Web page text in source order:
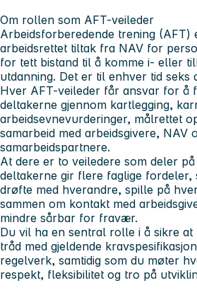
Om rollen som AFT-veileder
Arbeidsforberedende trening (AFT)
arbeidsrettet tiltak fra NAV for
for tett bistand til å komme i- eller
utdanning. Det er til enhver tid seks
Hver AFT-veileder får ansvar for å
deltakerne gjennom kartlegging,
arbeidsevnevurderinger, målrettet
samarbeid med arbeidsgivere, NAV
samarbeidspartnere.
At dere er to veiledere som deler
deltakerne gir flere faglige fordeler,
drøfte med hverandre, spille på
sammen om kontakt med
mindre sårbar for fravær.
Du vil ha en sentral rolle i å sikre
tråd med gjeldende
regelverk, samtidig som du møter
respekt, fleksibilitet og tro på